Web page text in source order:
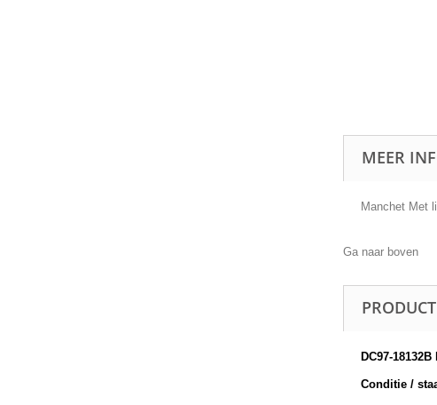
MEER
Manchet Met
Ga naar boven
DC97-18132B
Conditie /